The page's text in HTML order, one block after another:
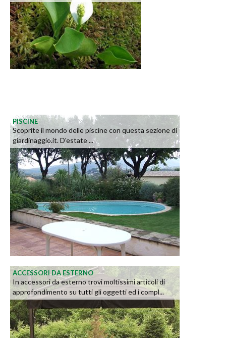
PISCINE
Scoprite il mondo delle piscine con questa sezione di
giardinaggio.it. D'estate ...
ACCESSORI DA ESTERNO
In accessori da esterno trovi moltissimi articoli di
approfondimento su tutti gli oggetti ed i compl...